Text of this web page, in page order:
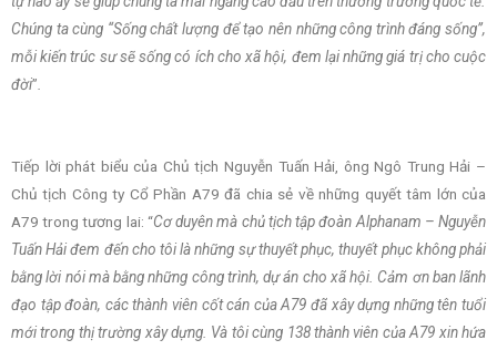
Chúng ta cùng “Sống chất lượng để tạo nên những công trình đáng sống”,
mỗi kiến trúc sư sẽ sống có ích cho xã hội, đem lại những giá trị cho cuộc
đời”.
Tiếp lời phát biểu của Chủ tịch Nguyễn Tuấn Hải, ông Ngô Trung Hải –
Chủ tịch Công ty Cổ Phần A79 đã chia sẻ về những quyết tâm lớn của
A79 trong tương lai: “Cơ duyên mà chủ tịch tập đoàn Alphanam – Nguyễn
Tuấn Hải đem đến cho tôi là những sự thuyết phục, thuyết phục không phải
bằng lời nói mà bằng những công trình, dự án cho xã hội. Cảm ơn ban lãnh
đạo tập đoàn, các thành viên cốt cán của A79 đã xây dựng những tên tuổi
mới trong thị trường xây dựng. Và tôi cùng 138 thành viên của A79 xin hứa